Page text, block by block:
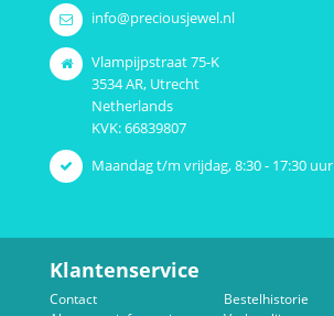
info@preciousjewel.nl
Vlampijpstraat 75-K
3534 AR, Utrecht
Netherlands
KVK: 66839807
Maandag t/m vrijdag, 8:30 - 17:30 uur
Klantenservice
Contact
Bestelhistorie